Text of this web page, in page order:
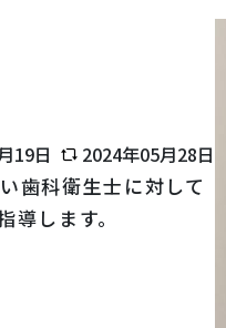
19日
2024年05月28日
歯科衛生士に対して
します。